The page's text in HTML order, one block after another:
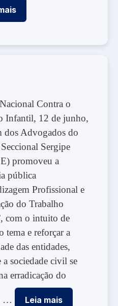
Contra o
Infantil, 12 de junho,
dos Advogados do
Sergipe
promoveu a
pública
Profissional e
do Trabalho
com o intuito de
tema e reforçar a
das entidades,
a sociedade civil se
erradicação do
… Leia mais